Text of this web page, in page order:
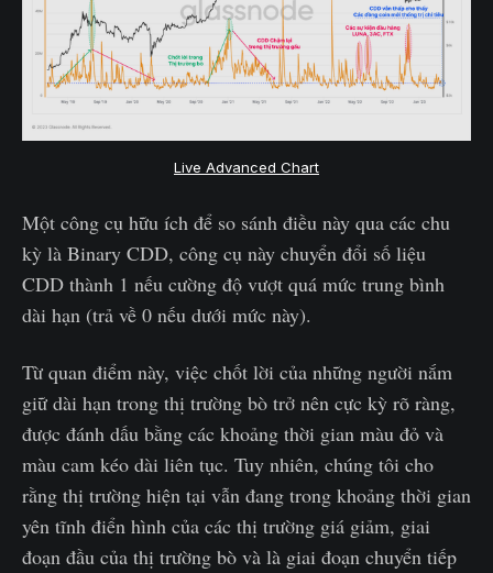
Live Advanced Chart
Một công cụ hữu ích để so sánh điều này qua các chu
kỳ là Binary CDD, công cụ này chuyển đổi số liệu
CDD thành 1 nếu cường độ vượt quá mức trung bình
dài hạn (trả về 0 nếu dưới mức này).
Từ quan điểm này, việc chốt lời của những người nắm
giữ dài hạn trong thị trường bò trở nên cực kỳ rõ ràng,
được đánh dấu bằng các khoảng thời gian màu đỏ và
màu cam kéo dài liên tục. Tuy nhiên, chúng tôi cho
rằng thị trường hiện tại vẫn đang trong khoảng thời gian
yên tĩnh điển hình của các thị trường giá giảm, giai
đoạn đầu của thị trường bò và là giai đoạn chuyển tiếp